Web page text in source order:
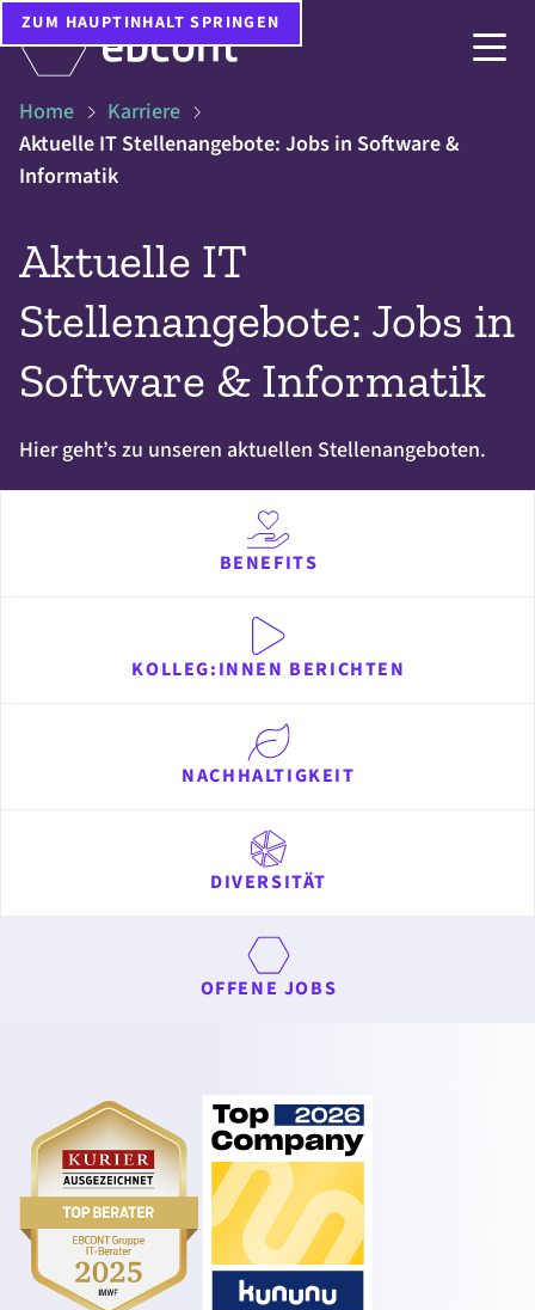
ZUM HAUPTINHALT SPRINGEN
Home
Karriere
Aktuelle IT Stellenangebote: Jobs in Software &
Informatik
Aktuelle IT
Stellenangebote: Jobs in
Software & Informatik
Hier geht’s zu unseren aktuellen Stellenangeboten.
BENEFITS
KOLLEG:INNEN BERICHTEN
NACHHALTIGKEIT
DIVERSITÄT
OFFENE JOBS